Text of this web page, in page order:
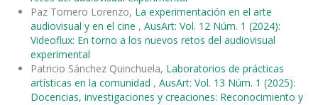
Paz Tornero Lorenzo, La experimentación en el arte
audiovisual y en el cine , AusArt: Vol. 12 Núm. 1 (2024):
Videoflux: En torno a los nuevos retos del audiovisual
experimental
Patricio Sánchez Quinchuela, Laboratorios de prácticas
artísticas en la comunidad , AusArt: Vol. 13 Núm. 1 (2025):
Docencias, investigaciones y creaciones: Reconocimiento y